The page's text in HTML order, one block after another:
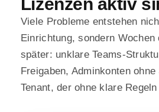
Viele Probleme entstehen
Einrichtung, sondern Wochen
später: unklare Teams-
Freigaben, Adminkonten
Tenant, der ohne klare